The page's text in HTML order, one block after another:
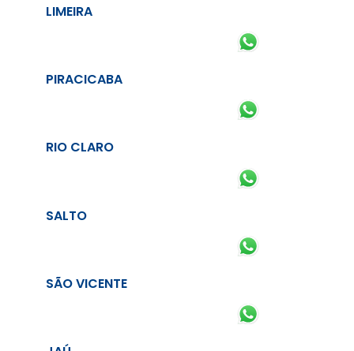
LIMEIRA
PIRACICABA
RIO CLARO
SALTO
SÃO VICENTE